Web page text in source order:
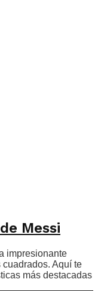
Messi
impresionante
Aquí te
más destacadas